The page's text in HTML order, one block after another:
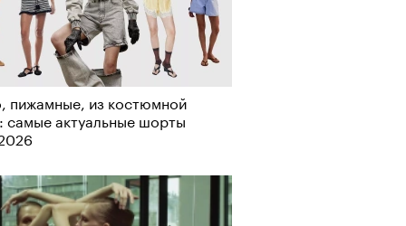
пижамные, из костюмной
самые актуальные шорты
российских брендов
Топ «РБК Стиль» — 2026